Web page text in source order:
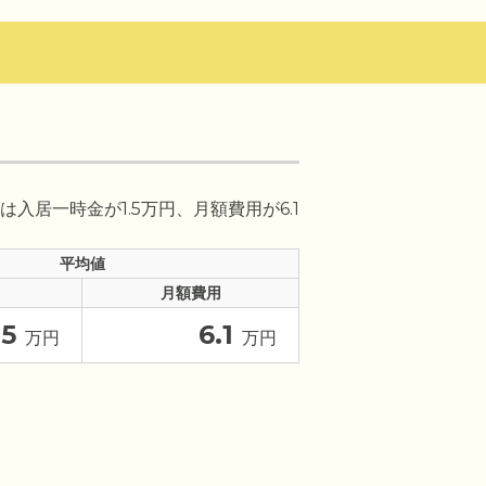
入居一時金が1.5万円、月額費用が6.1
平均値
月額費用
万円 6.1 万円